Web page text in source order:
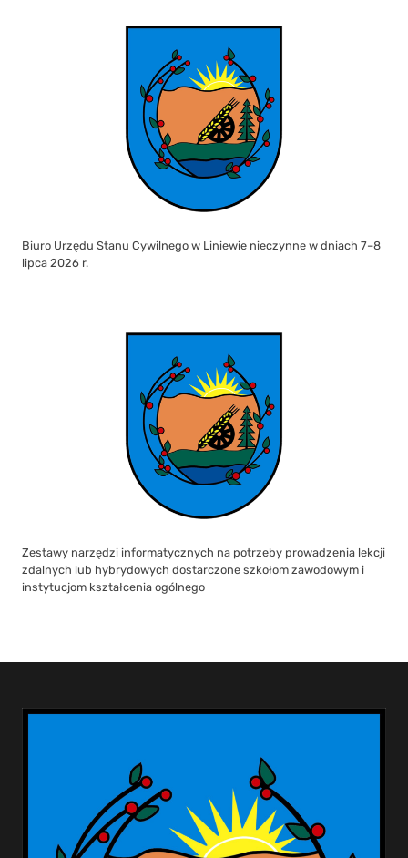
Biuro Urzędu Stanu Cywilnego w Liniewie nieczynne w dniach 7–8
lipca 2026 r.
Zestawy narzędzi informatycznych na potrzeby prowadzenia lekcji
zdalnych lub hybrydowych dostarczone szkołom zawodowym i
instytucjom kształcenia ogólnego